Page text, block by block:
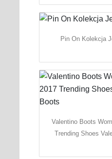
Pin On Kolekcja
Valentino Boots
Trending Shoes